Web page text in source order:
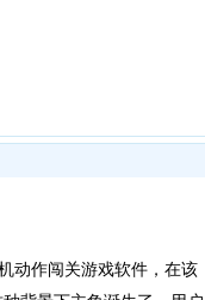
动作闯关游戏软件，在该